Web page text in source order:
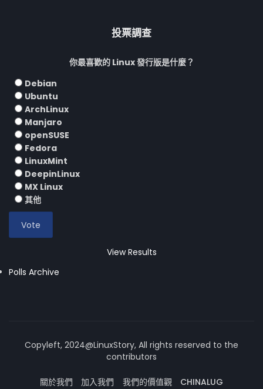
投票調查
你最喜歡的 Linux 發行版是什麼？
Debian
Ubuntu
ArchLinux
Manjaro
openSUSE
Fedora
LinuxMint
DeepinLinux
MX Linux
其他
View Results
Polls Archive
Copyleft, 2024@LinuxStory, All rights reserved to the
contributors
關於我們 加入我們 我們的價值觀 CHINALUG